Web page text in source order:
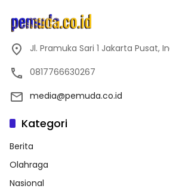
Jl. Pramuka Sari 1 Jakarta Pusat,
0817766630267
media@pemuda.co.id
Kategori
Berita
Olahraga
Nasional